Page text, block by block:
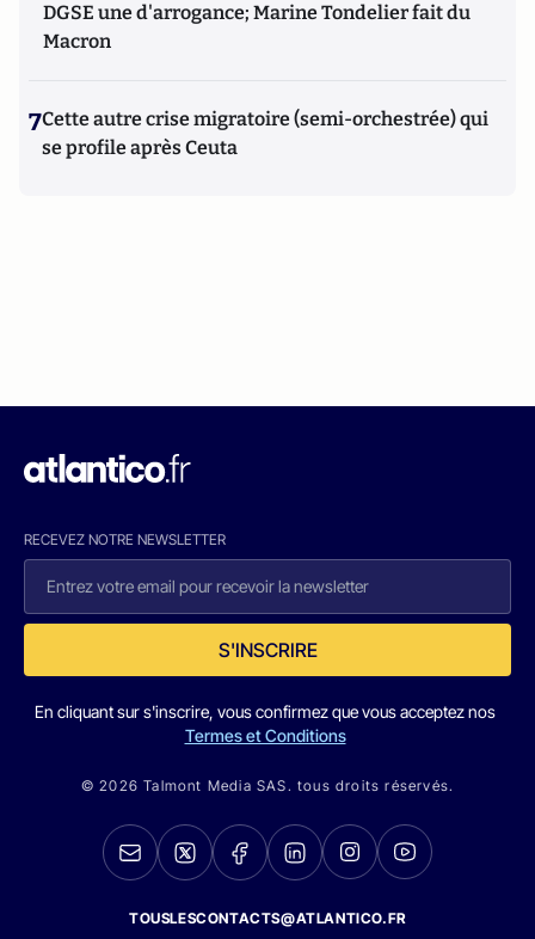
DGSE une d'arrogance; Marine Tondelier fait du
Macron
7Cette autre crise migratoire (semi-orchestrée) qui
se profile après Ceuta
RECEVEZ NOTRE NEWSLETTER
S'INSCRIRE
En cliquant sur s'inscrire, vous confirmez que vous acceptez nos
Termes et Conditions
© 2026 Talmont Media SAS. tous droits réservés.
TOUSLESCONTACTS@ATLANTICO.FR